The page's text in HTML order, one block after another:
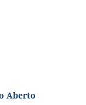
Aberto